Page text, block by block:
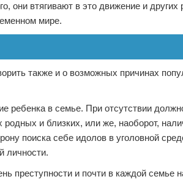
они втягивают в это движение и
мире.
также и о возможных причинах
ребенка в семье. При отсутствии
и близких, или же, наоборот,
поиска себе идолов в уголовной
личности.
преступности и почти в каждой семье